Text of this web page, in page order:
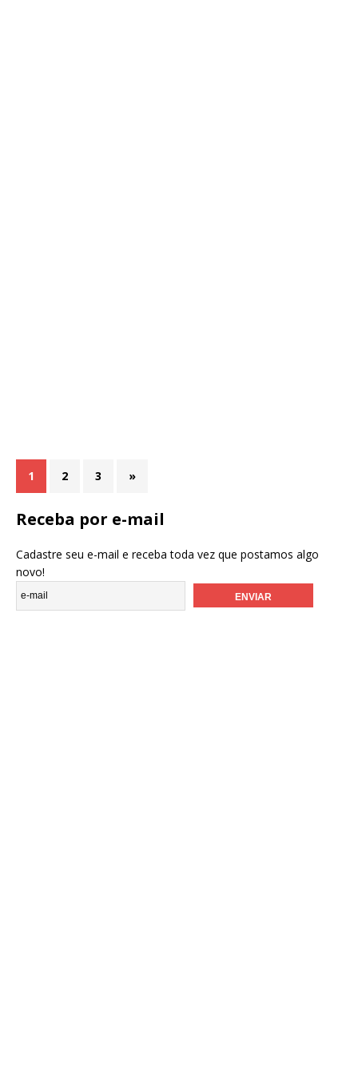
1 2 3 »
Receba por e-mail
Cadastre seu e-mail e receba toda vez que postamos algo
novo!